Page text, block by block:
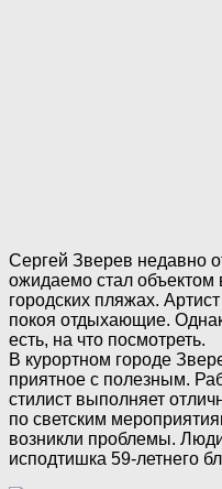
Сергей Зверев недавно
ожидаемо стал
городских пляжах.
покоя отдыхающие.
есть, на что посмотреть.
В курортном городе
приятное с полезным.
стилист выполняет
по светским
возникли проблемы.
исподтишка 59-летнего